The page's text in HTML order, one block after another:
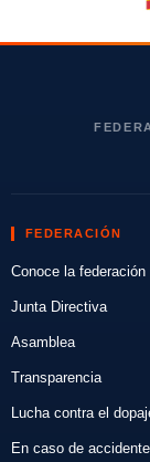
FEDERACIÓN
Conoce la federación
Junta Directiva
Asamblea
Transparencia
Lucha contra el
En caso de accidente